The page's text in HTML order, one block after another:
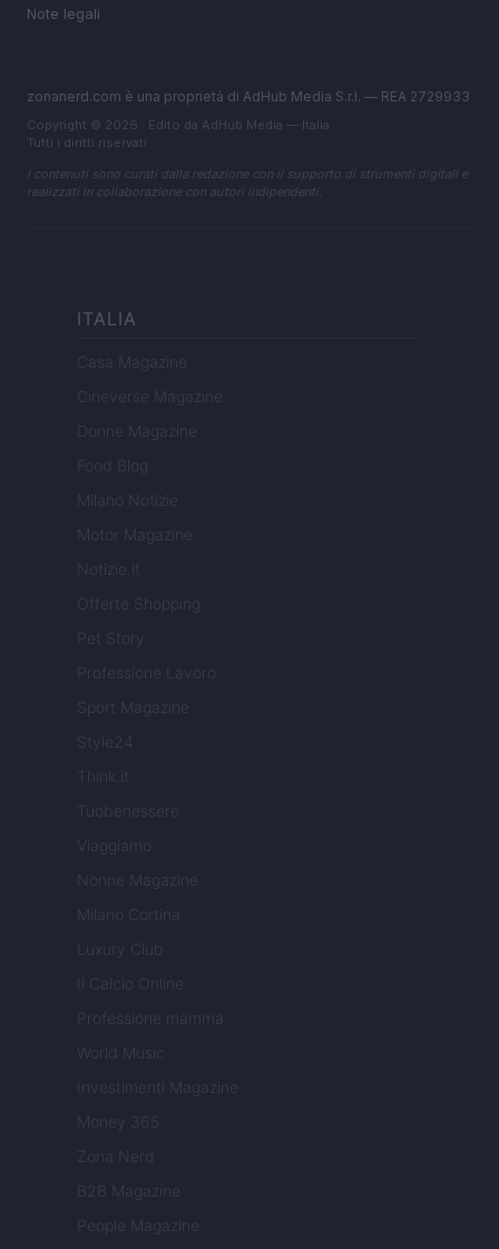
Note legali
zonanerd.com è una proprietà di AdHub Media S.r.l. — REA 2729933
Copyright © 2026 · Edito da AdHub Media — Italia
Tutti i diritti riservati
I contenuti sono curati dalla redazione con il supporto di strumenti digitali e
realizzati in collaborazione con autori indipendenti.
ITALIA
Casa Magazine
Cineverse Magazine
Donne Magazine
Food Blog
Milano Notizie
Motor Magazine
Notizie.it
Offerte Shopping
Pet Story
Professione Lavoro
Sport Magazine
Style24
Think.it
Tuobenessere
Viaggiamo
Nonne Magazine
Milano Cortina
Luxury Club
Il Calcio Online
Professione mamma
World Music
Investimenti Magazine
Money 365
Zona Nerd
B2B Magazine
People Magazine